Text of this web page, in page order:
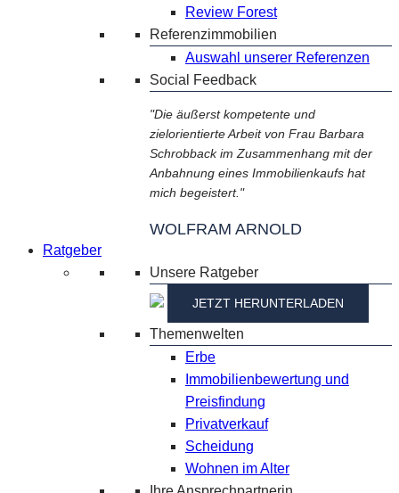
Review Forest
Referenzimmobilien
Auswahl unserer Referenzen
Social Feedback
"Die äußerst kompetente und
zielorientierte Arbeit von Frau Barbara
Schrobback im Zusammenhang mit der
Anbahnung eines Immobilienkaufs hat
mich begeistert."
WOLFRAM ARNOLD
Ratgeber
Unsere Ratgeber
JETZT HERUNTERLADEN
Themenwelten
Erbe
Immobilienbewertung und
Preisfindung
Privatverkauf
Scheidung
Wohnen im Alter